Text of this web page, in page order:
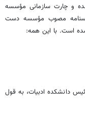
و چارت سازمانی مؤسسه
مصوب مؤسسه دست
است. با این همه:
دانشکده ادبیات، به قول